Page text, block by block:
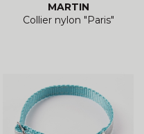
MARTIN
Collier nylon "Paris"